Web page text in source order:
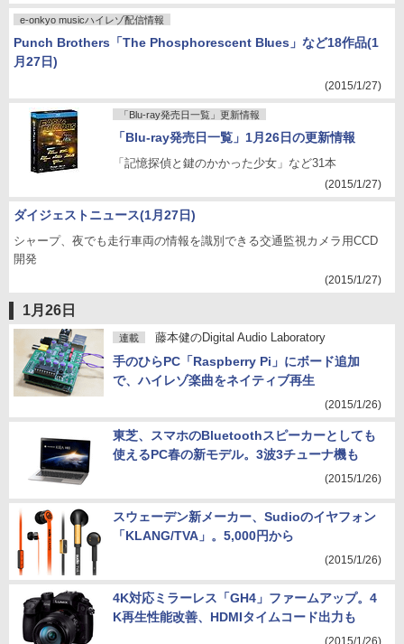
e-onkyo musicハイレゾ配信情報
Punch Brothers「The Phosphorescent Blues」など18作品(1
月27日)
(2015/1/27)
「Blu-ray発売日一覧」更新情報
「Blu-ray発売日一覧」1月26日の更新情報
「記憶探偵と鍵のかかった少女」など31本
(2015/1/27)
ダイジェストニュース(1月27日)
シャープ、夜でも走行車両の情報を識別できる交通監視カメラ用CCD
開発
(2015/1/27)
1月26日
連載 藤本健のDigital Audio Laboratory
手のひらPC「Raspberry Pi」にボード追加
で、ハイレゾ楽曲をネイティブ再生
(2015/1/26)
東芝、スマホのBluetoothスピーカーとしても
使えるPC春の新モデル。3波3チューナ機も
(2015/1/26)
スウェーデン新メーカー、Sudioのイヤフォン
「KLANG/TVA」。5,000円から
(2015/1/26)
4K対応ミラーレス「GH4」ファームアップ。4
K再生性能改善、HDMIタイムコード出力も
(2015/1/26)